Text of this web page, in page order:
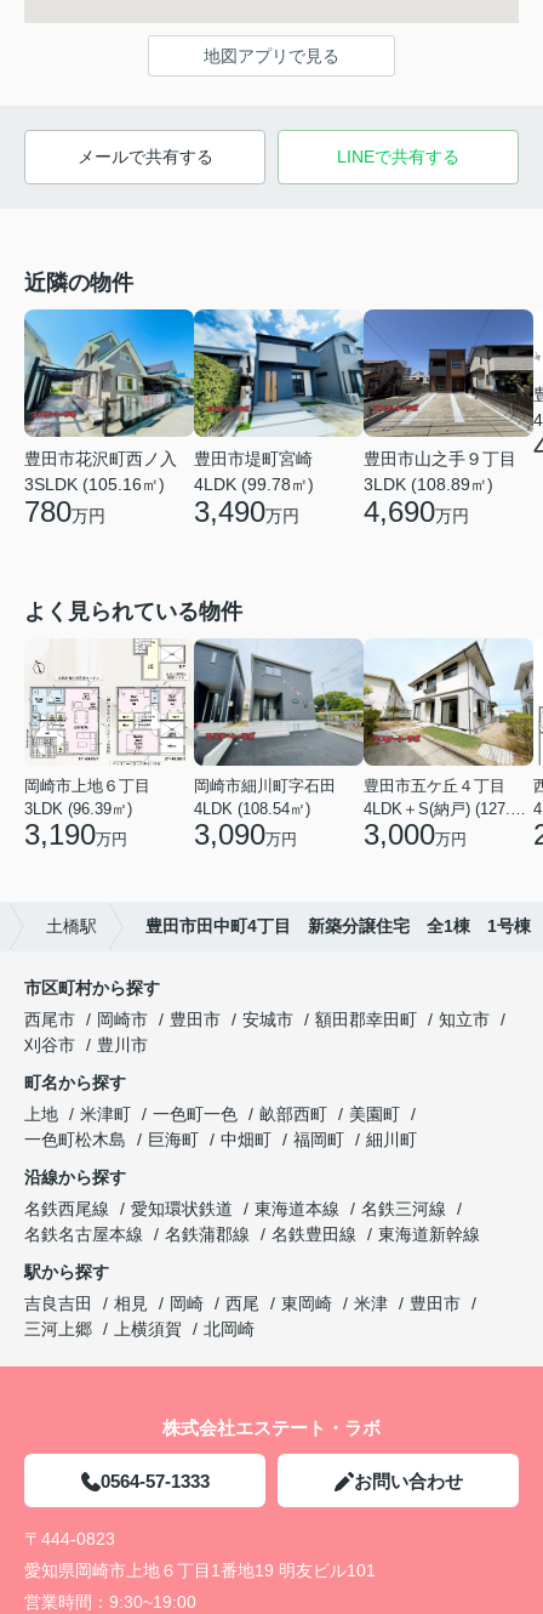
地図アプリで見る
メールで共有する LINEで共有する
近隣の物件
豊田市花沢町西ノ入
3SLDK (105.16㎡)
780万円
豊田市堤町宮崎
4LDK (99.78㎡)
3,490万円
豊田市山之手９丁目
3LDK (108.89㎡)
4,690万円
よく見られている物件
岡崎市上地６丁目
3LDK (96.39㎡)
3,190万円
岡崎市細川町字石田
4LDK (108.54㎡)
3,090万円
豊田市五ケ丘４丁目
4LDK＋S(納戸) (127.88㎡)
3,000万円
土橋駅 豊田市田中町4丁目 新築分譲住宅 全1棟 1号棟
市区町村から探す
西尾市
岡崎市 豊田市 安城市 額田郡幸田町
知立市
刈谷市
豊川市
町名から探す
上地
米津町 一色町一色 畝部西町
美園町
一色町松木島
巨海町 中畑町 福岡町
細川町
沿線から探す
名鉄西尾線
愛知環状鉄道 東海道本線
名鉄三河線
名鉄名古屋本線
名鉄蒲郡線 名鉄豊田線
東海道新幹線
駅から探す
吉良吉田
相見 岡崎 西尾 東岡崎 米津
豊田市
三河上郷
上横須賀 北岡崎
株式会社エステート・ラボ
0564-57-1333 お問い合わせ
〒444-0823
愛知県岡崎市上地６丁目1番地19 明友ビル101
営業時間： 9:30~19:00